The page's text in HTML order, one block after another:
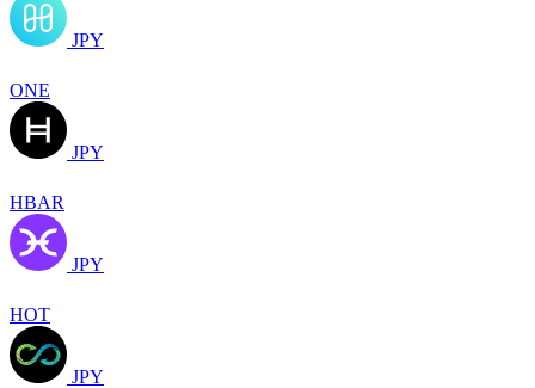
JPY
ONE
JPY
HBAR
JPY
HOT
JPY